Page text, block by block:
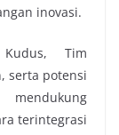
inovasi.
Tim
serta potensi
terintegrasi